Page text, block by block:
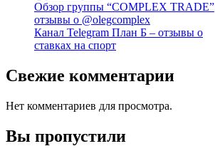
Обзор группы “COMPLEX TRADE”
отзывы о @olegcomplex
Канал Telegram План Б – отзывы о
ставках на спорт
Свежие комментарии
Нет комментариев для просмотра.
Вы пропустили